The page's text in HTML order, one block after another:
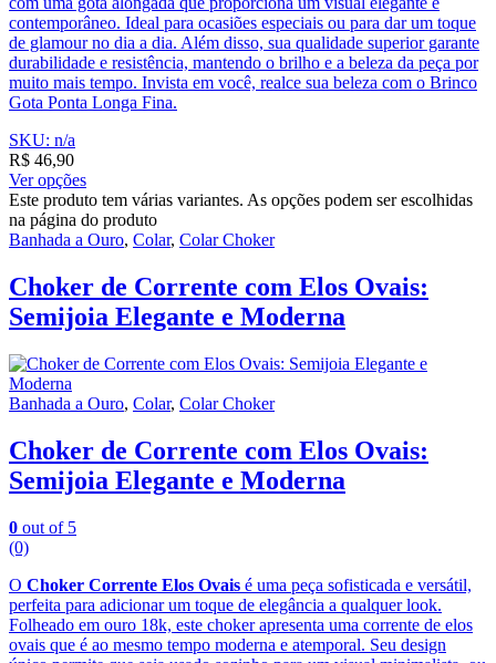
contemporâneo. Ideal para ocasiões especiais ou para dar um toque
de glamour no dia a dia. Além disso, sua qualidade superior garante
durabilidade e resistência, mantendo o brilho e a beleza da peça por
muito mais tempo. Invista em você, realce sua beleza com o Brinco
Gota Ponta Longa Fina.
SKU: n/a
R$ 46,90
Ver opções
Este produto tem várias variantes. As opções podem ser escolhidas
na página do produto
Banhada a Ouro, Colar, Colar Choker
Choker de Corrente com Elos Ovais:
Semijoia Elegante e Moderna
Banhada a Ouro, Colar, Colar Choker
Choker de Corrente com Elos Ovais:
Semijoia Elegante e Moderna
0 out of 5
(0)
O Choker Corrente Elos Ovais é uma peça sofisticada e versátil,
perfeita para adicionar um toque de elegância a qualquer look.
Folheado em ouro 18k, este choker apresenta uma corrente de elos
ovais que é ao mesmo tempo moderna e atemporal. Seu design